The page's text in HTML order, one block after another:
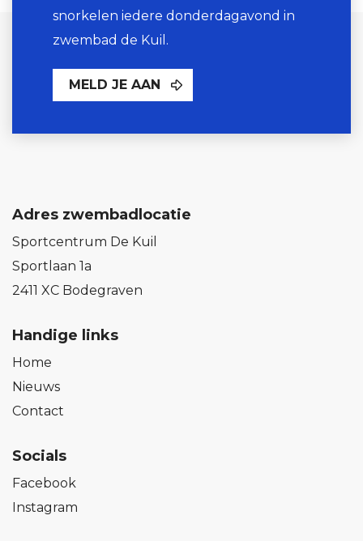
snorkelen iedere donderdagavond in
zwembad de Kuil.
MELD JE AAN
Adres zwembadlocatie
Sportcentrum De Kuil
Sportlaan 1a
2411 XC Bodegraven
Handige links
Home
Nieuws
Contact
Socials
Facebook
Instagram